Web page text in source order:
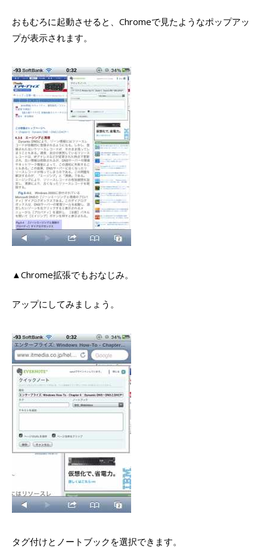
おもむろに起動させると、Chromeで見たようなポップアッ
プが表示されます。
▲Chrome拡張でもおなじみ。
アップにしてみましょう。
タグ付けとノートブックを選択できます。